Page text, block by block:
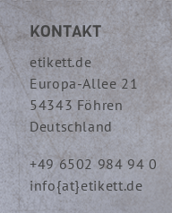
KONTAKT
etikett.de
Europa-Allee 21
54343 Föhren
Deutschland
+49 6502 984 94 0
info{at}etikett.de